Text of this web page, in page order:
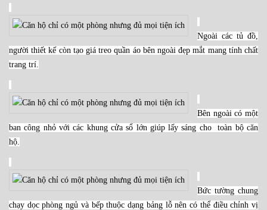
Ngoài các tủ đồ,
người thiết kế còn tạo giá treo quần áo bên ngoài đẹp mắt mang tính chất
trang trí.
Bên ngoài có một
ban công nhỏ với các khung cửa sổ lớn giúp lấy sáng cho toàn bộ căn
hộ.
Bức tường chung
chạy dọc phòng ngủ và bếp thuộc dạng bảng lỗ nên có thể điều chỉnh vị